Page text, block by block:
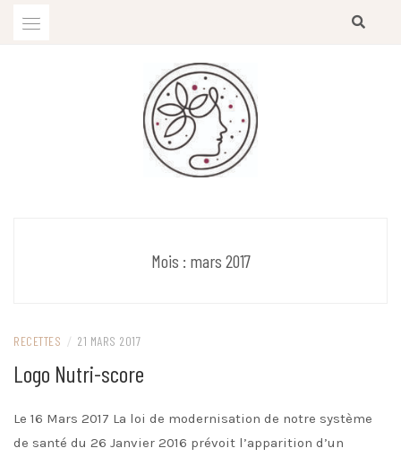
Mois : mars 2017
RECETTES / 21 MARS 2017
Logo Nutri-score
Le 16 Mars 2017 La loi de modernisation de notre système
de santé du 26 Janvier 2016 prévoit l’apparition d’un